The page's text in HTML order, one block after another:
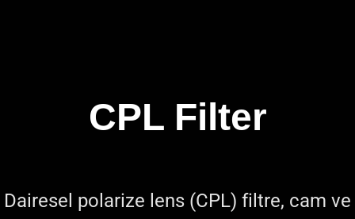
CPL Filter
Dairesel polarize lens (CPL) filtre, cam ve